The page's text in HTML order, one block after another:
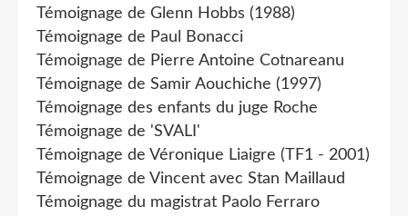
Témoignage de Glenn Hobbs (1988)
Témoignage de Paul Bonacci
Témoignage de Pierre Antoine Cotnareanu
Témoignage de Samir Aouchiche (1997)
Témoignage des enfants du juge Roche
Témoignage de 'SVALI'
Témoignage de Véronique Liaigre (TF1 - 2001)
Témoignage de Vincent avec Stan Maillaud
Témoignage du magistrat Paolo Ferraro